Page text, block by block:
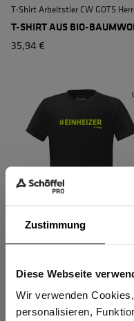
Zustimmung
Diese Webseite
Wir verwenden
personalisieren,
T-Shirt Arbeitstier CW GOTS
T-SHIRT AUS BIO-
35,94 €
35,94 €